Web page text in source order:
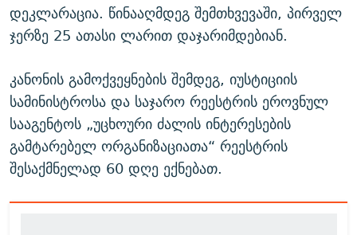
დეკლარაცია. წინააღმდეგ შემთხვევაში, პირველ
ჯერზე 25 ათასი ლარით დაჯარიმდებიან.
კანონის გამოქვეყნების შემდეგ, იუსტიციის
სამინისტროსა და საჯარო რეესტრის ეროვნულ
სააგენტოს „უცხოური ძალის ინტერესების
გამტარებელ ორგანიზაციათა“ რეესტრის
შესაქმნელად 60 დღე ექნებათ.